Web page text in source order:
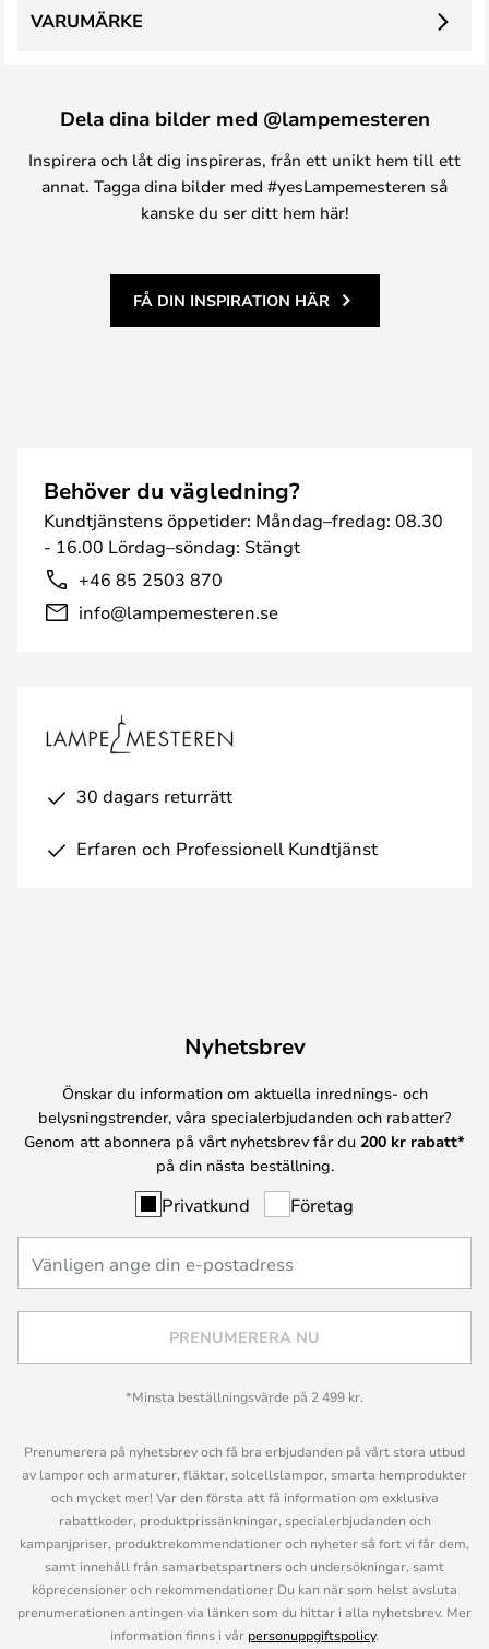
VARUMÄRKE
Dela dina bilder med @lampemesteren
Inspirera och låt dig inspireras, från ett unikt hem till ett
annat. Tagga dina bilder med #yesLampemesteren så
kanske du ser ditt hem här!
FÅ DIN INSPIRATION HÄR
Behöver du vägledning?
Kundtjänstens öppetider: Måndag–fredag: 08.30
- 16.00 Lördag–söndag: Stängt
+46 85 2503 870
info@lampemesteren.se
30 dagars returrätt
Erfaren och Professionell Kundtjänst
Nyhetsbrev
Önskar du information om aktuella inrednings- och
belysningstrender, våra specialerbjudanden och rabatter?
Genom att abonnera på vårt nyhetsbrev får du 200 kr rabatt*
på din nästa beställning.
Privatkund Företag
PRENUMERERA NU
*Minsta beställningsvärde på 2 499 kr.
Prenumerera på nyhetsbrev och få bra erbjudanden på vårt stora utbud
av lampor och armaturer, fläktar, solcellslampor, smarta hemprodukter
och mycket mer! Var den första att få information om exklusiva
rabattkoder, produktprissänkningar, specialerbjudanden och
kampanjpriser, produktrekommendationer och nyheter så fort vi får dem,
samt innehåll från samarbetspartners och undersökningar, samt
köprecensioner och rekommendationer Du kan när som helst avsluta
prenumerationen antingen via länken som du hittar i alla nyhetsbrev. Mer
information finns i vår personuppgiftspolicy.